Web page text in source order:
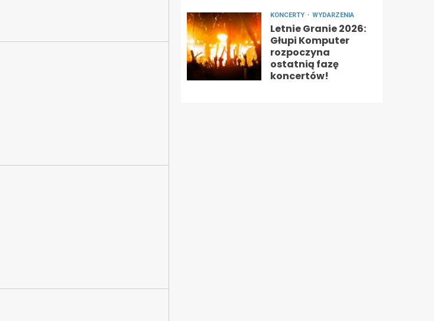
KONCERTY WYDARZENIA
Letnie Granie 2026:
Głupi Komputer
rozpoczyna
ostatnią fazę
koncertów!